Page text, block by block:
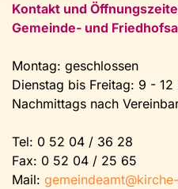
Kontakt und
Gemeinde- und
Montag: geschlossen
Dienstag bis Freitag: 9 - 12
Nachmittags nach
Tel: 0 52 04 / 36 28
Fax: 0 52 04 / 25 65
Mail: